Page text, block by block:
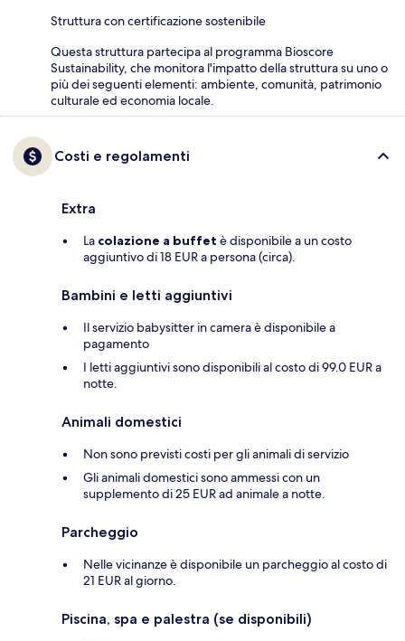
Struttura con certificazione sostenibile
Questa struttura partecipa al programma Bioscore
Sustainability, che monitora l'impatto della struttura su uno o
più dei seguenti elementi: ambiente, comunità, patrimonio
culturale ed economia locale.
Costi e regolamenti
Extra
La colazione a buffet è disponibile a un costo
aggiuntivo di 18 EUR a persona (circa).
Bambini e letti aggiuntivi
Il servizio babysitter in camera è disponibile a
pagamento
I letti aggiuntivi sono disponibili al costo di 99.0 EUR a
notte.
Animali domestici
Non sono previsti costi per gli animali di servizio
Gli animali domestici sono ammessi con un
supplemento di 25 EUR ad animale a notte.
Parcheggio
Nelle vicinanze è disponibile un parcheggio al costo di
21 EUR al giorno.
Piscina, spa e palestra (se disponibili)